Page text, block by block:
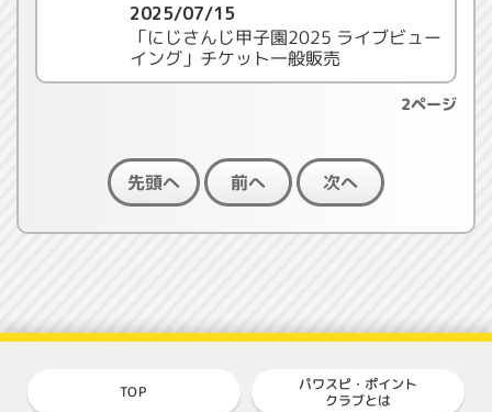
2025/07/15
「にじさんじ甲子園2025 ライブビュー
イング」チケット一般販売
2ページ
先頭へ 前へ 次へ
TOP パワスピ・ポイント
クラブとは